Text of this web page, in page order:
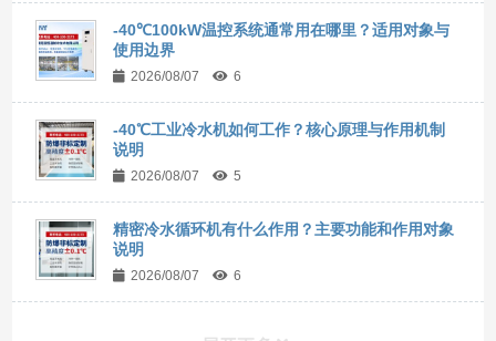
-40℃100kW温控系统通常用在哪里？适用对象与
使用边界
2026/08/07 6
-40℃工业冷水机如何工作？核心原理与作用机制
说明
2026/08/07 5
精密冷水循环机有什么作用？主要功能和作用对象
说明
2026/08/07 6